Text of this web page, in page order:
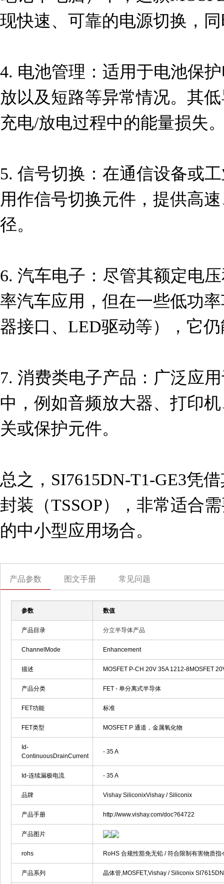
现快速、可靠的电源切换，
4. 电池管理：适用于电池保
放以及短路等异常情况。其
充电/放电过程中的能量损失
5. 信号切换：在通信设备或
用作信号切换元件，提供高
径。
6. 汽车电子：尽管其额定电
率汽车应用，但在一些低功
器接口、LED驱动等），它
7. 消费类电子产品：广泛应
中，例如音频放大器、打印
关或保护元件。
总之，SI7615DN-T1-GE3凭
封装（TSSOP），非常适合
的中小型应用场合。
产品参数 图文手册 常见问题
参数 数值
产品目录 分立半导体产品
ChannelMode Enhancement
描述 MOSFET P-CH 20V 35A 1212-8MOSFET
产品分类 FET - 单分离式半导体
FET功能 标准
FET类型 MOSFET P 通道，金属氧化物
Id-
ContinuousDrainCurrent
- 35 A
Id-连续漏极电流 - 35 A
品牌 Vishay SiliconixVishay / Siliconix
产品手册 http://www.vishay.com/doc?64722
产品图片
rohs RoHS 合规性豁免无铅 / 符合限制有害物质
产品系列 晶体管,MOSFET,Vishay / Siliconix